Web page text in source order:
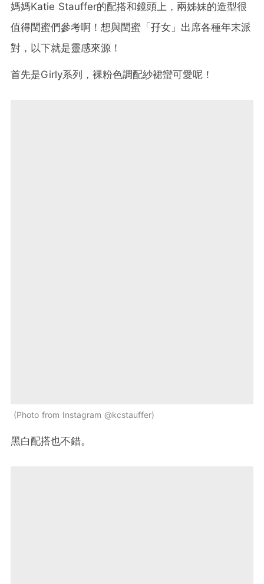
媽媽Katie Stauffer的配搭和鏡頭上，兩姊妹的造型很
值得閏蜜們參考啊！想與閏蜜「孖女」出席各種年末派
對，以下就是靈感來源！
首先是Girly系列，裸粉色調配紗裙蠻可愛呢！
Photo from Instagram @kcstauffer
黑白配搭也不錯。